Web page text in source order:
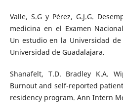
Valle, S.G y Pérez, G.J.G.
medicina en el Examen
Un estudio en la Universidad de
Universidad de Guadalajara.
Shanafelt, T.D. Bradley K.A.
Burnout and self-reported
residency program. Ann Intern